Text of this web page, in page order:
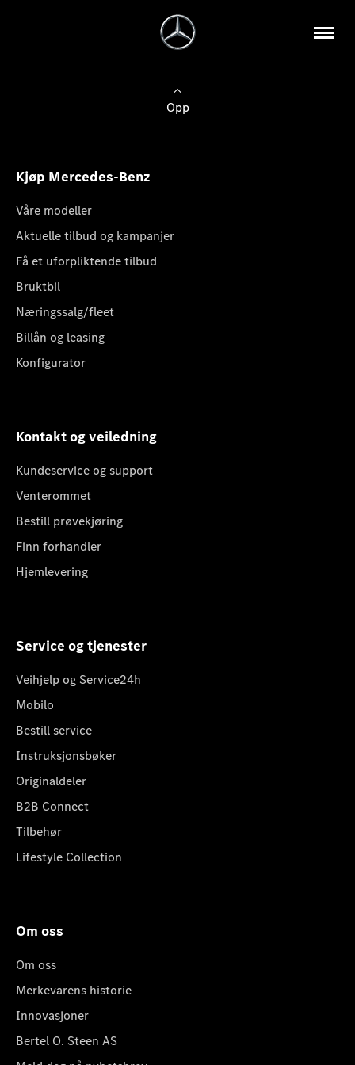
Opp
Kjøp Mercedes-Benz
Våre modeller
Aktuelle tilbud og kampanjer
Få et uforpliktende tilbud
Bruktbil
Næringssalg/fleet
Billån og leasing
Konfigurator
Kontakt og veiledning
Kundeservice og support
Venterommet
Bestill prøvekjøring
Finn forhandler
Hjemlevering
Service og tjenester
Veihjelp og Service24h
Mobilo
Bestill service
Instruksjonsbøker
Originaldeler
B2B Connect
Tilbehør
Lifestyle Collection
Om oss
Om oss
Merkevarens historie
Innovasjoner
Bertel O. Steen AS